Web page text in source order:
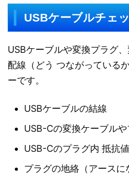
USBケーブルチェ
USBケーブルや変換プラグ
配線（どう つながっている
ーです。
USBケーブルの結線
USB-Cの変換ケーブル
USB-Cのプラグ内 抵抗
プラグの地絡（アースに